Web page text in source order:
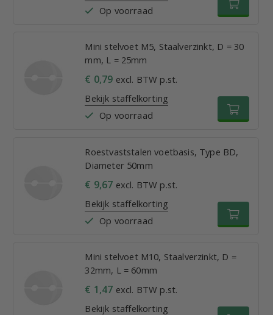
Op voorraad
Mini stelvoet M5, Staalverzinkt, D = 30
mm, L = 25mm
€ 0,79 excl. BTW p.st.
Bekijk staffelkorting
Op voorraad
Roestvaststalen voetbasis, Type BD,
Diameter 50mm
€ 9,67 excl. BTW p.st.
Bekijk staffelkorting
Op voorraad
Mini stelvoet M10, Staalverzinkt, D =
32mm, L = 60mm
€ 1,47 excl. BTW p.st.
Bekijk staffelkorting